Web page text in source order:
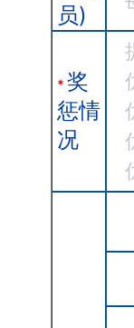
员)
* 奖
惩情
况